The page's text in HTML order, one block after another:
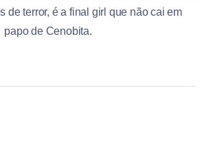
de terror, é a final girl que não cai em
papo de Cenobita.